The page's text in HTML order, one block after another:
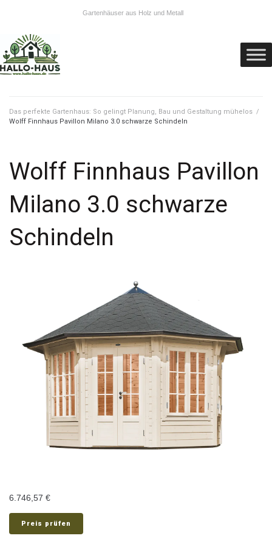
Gartenhäuser aus Holz und Metall
Das perfekte Gartenhaus: So gelingt Planung, Bau und Gestaltung mühelos /
Wolff Finnhaus Pavillon Milano 3.0 schwarze Schindeln
Wolff Finnhaus Pavillon
Milano 3.0 schwarze
Schindeln
6.746,57 €
Preis prüfen